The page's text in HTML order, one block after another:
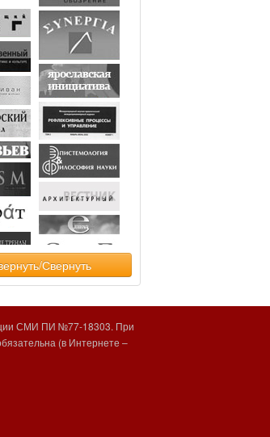
Свернуть
СМИ ПИ №77-18303. При
(в Интернете –